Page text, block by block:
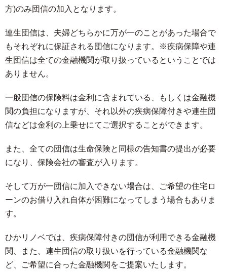
方)のみ団信の加入となります。
連生団信は、夫婦どちらかに万が一のことがあった場合で
もそれぞれに保証される団信になります。※疾病保障や連
生団信は全ての金融機関が取り扱っているということでは
ありません。
一般団信の保険料は金利に含まれている、もしくは金融機
関の負担になりますが、それ以外の疾病保障付きや連生団
信などは金利の上乗せにてご選択することができます。
また、全ての団信は生命保険と同様の告知書の提出が必要
になり、保険会社の審査が入ります。
そして万が一団信に加入できない場合は、ご希望の住宅ロ
ーンのお借り入れ自体が困難になってしまう場合もありま
す。
ひかリノベでは、疾病保障付きの団信が利用できる金融機
関、また、連生団信の取り扱いを行っている金融機関な
ど、ご希望に合った金融機関をご提案いたします。